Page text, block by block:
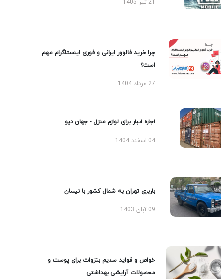
چرا خرید فالوور ایرانی و فوری اینستاگرام مهم
است؟
27 مرداد 1404
اجاره انبار برای لوازم منزل - جهان دپو
04 اسفند 1404
باربری تهران به شمال کشور با نیسان
09 آبان 1403
خواص و فواید سدیم بنزوات برای پوست و
محصولات آرایشی بهداشتی